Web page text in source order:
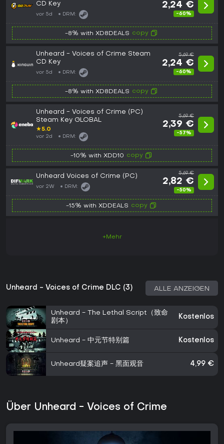
CD Key
vor 5d DRM:
2,24 €
-60%
-8% with XD8DEALS copy
Unheard - Voices of Crime Steam
CD Key
vor 5d DRM:
5,69 €
2,24 €
-60%
-8% with XD8DEALS copy
Unheard - Voices of Crime (PC)
Steam Key GLOBAL
★5.0
vor 2d DRM:
5,69 €
2,39 €
-57%
-10% with XDD10 copy
Unheard Voices of Crime (PC)
vor 2W DRM:
5,69 €
2,82 €
-50%
-15% with XDDEALS copy
+Mehr
Unheard - Voices of Crime DLC (3) ALLE ANZEIGEN
Unheard - The Lethal Script（致命
剧本）
Kostenlos
Unheard - 中元节特别篇 Kostenlos
Unheard疑案追声 - 黑面观音 4,99 €
Über Unheard - Voices of Crime